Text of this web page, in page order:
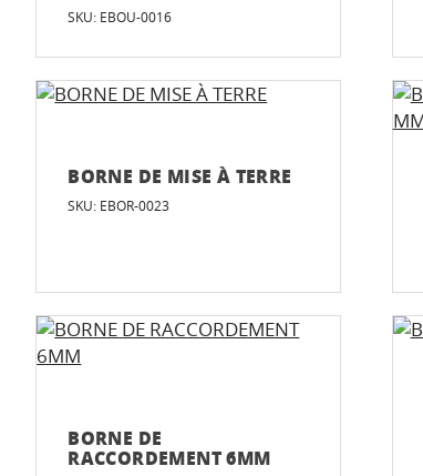
SKU: EBOU-0016
BORNE DE MISE À TERRE
SKU: EBOR-0023
BORNE DE
RACCORDEMENT 6MM